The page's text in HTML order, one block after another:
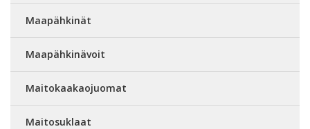
Maapähkinät
Maapähkinävoit
Maitokaakaojuomat
Maitosuklaat